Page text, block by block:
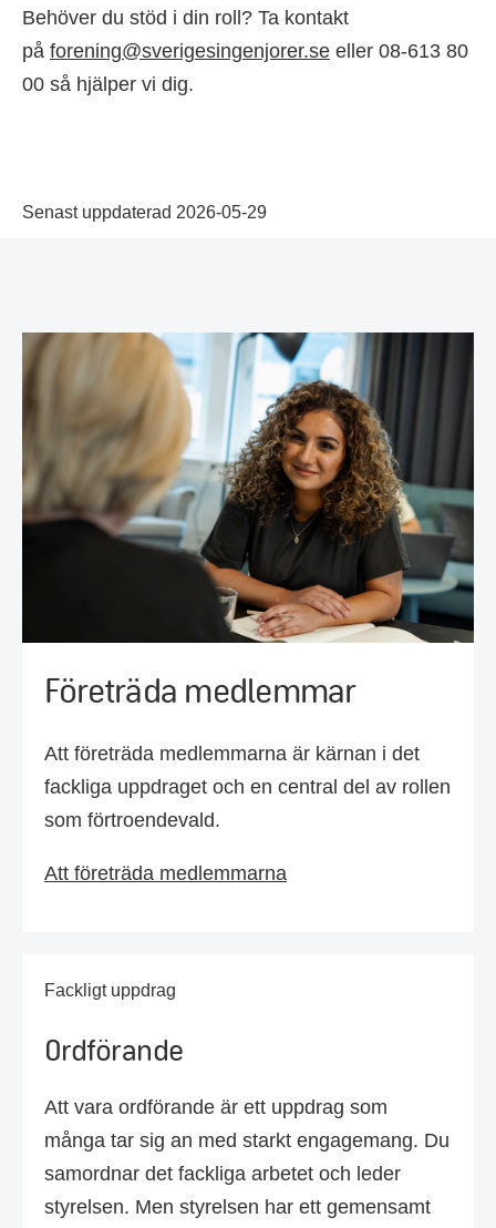
Behöver du stöd i din roll? Ta kontakt
på forening@sverigesingenjorer.se eller 08-613 80
00 så hjälper vi dig.
Senast uppdaterad 2026-05-29
Företräda medlemmar
Att företräda medlemmarna är kärnan i det
fackliga uppdraget och en central del av rollen
som förtroendevald.
Att företräda medlemmarna
Fackligt uppdrag
Ordförande
Att vara ordförande är ett uppdrag som
många tar sig an med starkt engagemang. Du
samordnar det fackliga arbetet och leder
styrelsen. Men styrelsen har ett gemensamt